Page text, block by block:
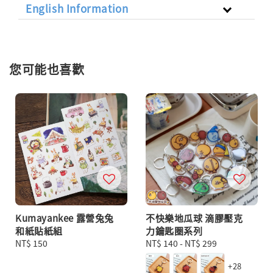
English Information
您可能也喜歡
Kumayankee 露營兔兔
和紙貼紙組
Regular
NT$ 150
不快樂地瓜球 滴膠壓克
力鑰匙圈系列
Regular
price
NT$ 140 - NT$ 299
+28